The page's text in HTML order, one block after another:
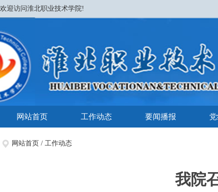
欢迎访问淮北职业技术学院!
网站首页 工作动态 要闻播报
网站首页 / 工作动态
我院